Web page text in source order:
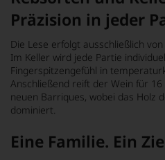
Präzision in jeder
Die Lese erfolgt ausschließlich
Im Keller wird jede Partie
Fingerspitzengefühl in
Anschließend reift der Wein für
neuen Barriques, wobei das Holz
dominiert.
Eine Familie. Ein